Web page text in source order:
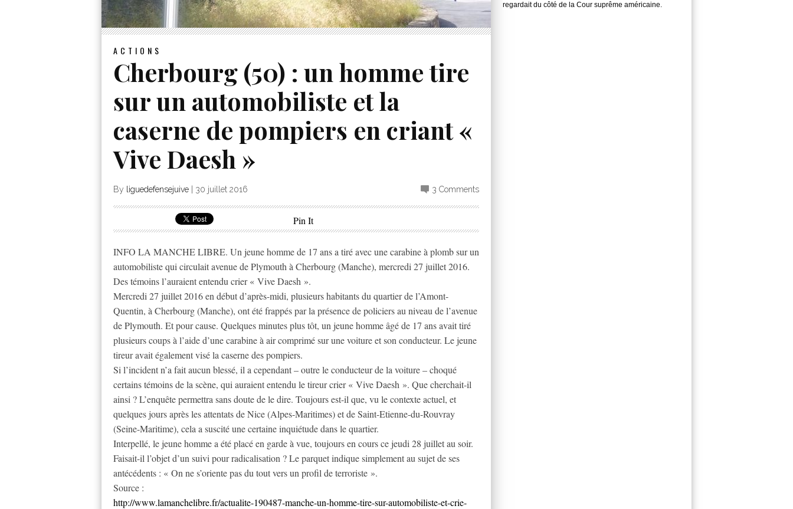
ACTIONS
Cherbourg (50) : un homme tire
sur un automobiliste et la
caserne de pompiers en criant «
Vive Daesh »
By liguedefensejuive 30 juillet 2016 3 Comments
Pin It
INFO LA MANCHE LIBRE. Un jeune homme de 17 ans a tiré avec une carabine à plomb sur un
automobiliste qui circulait avenue de Plymouth à Cherbourg (Manche), mercredi 27 juillet 2016.
Des témoins l’auraient entendu crier « Vive Daesh ».
Mercredi 27 juillet 2016 en début d’après-midi, plusieurs habitants du quartier de l’Amont-
Quentin, à Cherbourg (Manche), ont été frappés par la présence de policiers au niveau de l’avenue
de Plymouth. Et pour cause. Quelques minutes plus tôt, un jeune homme âgé de 17 ans avait tiré
plusieurs coups à l’aide d’une carabine à air comprimé sur une voiture et son conducteur. Le jeune
tireur avait également visé la caserne des pompiers.
Si l’incident n’a fait aucun blessé, il a cependant – outre le conducteur de la voiture – choqué
certains témoins de la scène, qui auraient entendu le tireur crier « Vive Daesh ». Que cherchait-il
ainsi ? L’enquête permettra sans doute de le dire. Toujours est-il que, vu le contexte actuel, et
quelques jours après les attentats de Nice (Alpes-Maritimes) et de Saint-Etienne-du-Rouvray
(Seine-Maritime), cela a suscité une certaine inquiétude dans le quartier.
Interpellé, le jeune homme a été placé en garde à vue, toujours en cours ce jeudi 28 juillet au soir.
Faisait-il l’objet d’un suivi pour radicalisation ? Le parquet indique simplement au sujet de ses
antécédents : « On ne s’oriente pas du tout vers un profil de terroriste ».
Source :
http://www.lamanchelibre.fr/actualite-190487-manche-un-homme-tire-sur-automobiliste-et-crie-
regardait du côté de la Cour suprême américaine.